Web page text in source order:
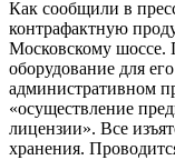
Как сообщили в
контрафактную
Московскому шоссе.
оборудование для
административном
«осуществление
лицензии». Все
хранения.